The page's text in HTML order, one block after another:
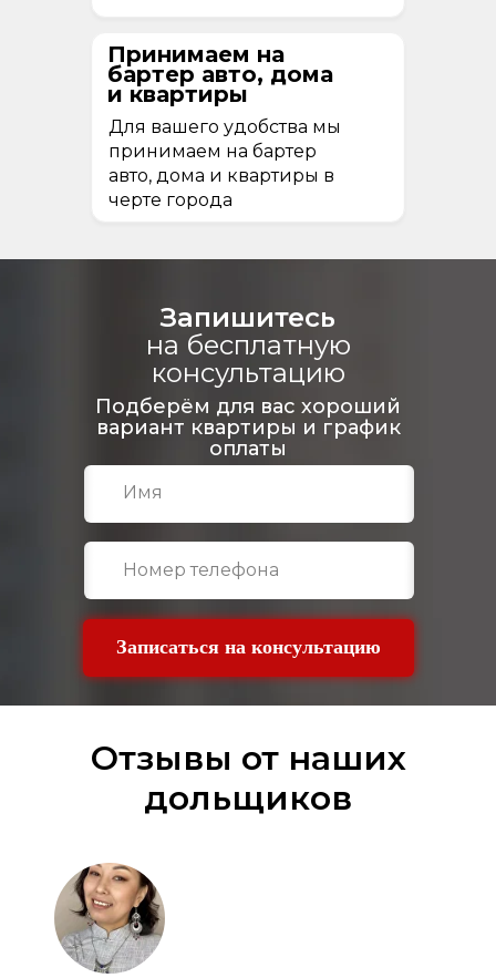
Принимаем на
бартер авто, дома
и квартиры
Для вашего удобства мы
принимаем на бартер
авто, дома и квартиры в
черте города
Подберём для вас хороший
вариант квартиры и график
оплаты
Запишитесь
на бесплатную
консультацию
Записаться на консультацию
Отзывы от наших
дольщиков